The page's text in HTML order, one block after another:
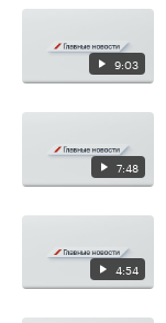
9:03
7:48
4:54